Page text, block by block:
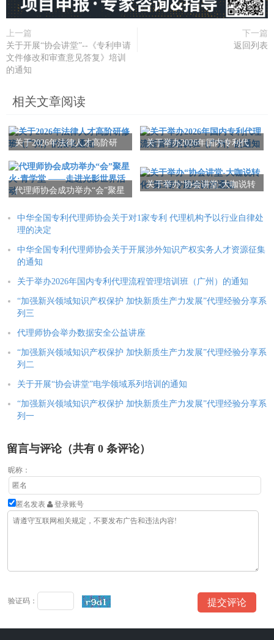
上一篇
关于开展“协会讲堂”--《专利申请
文件修改和审查意见答复》培训
的通知
下一篇
返回列表
相关文章阅读
关于2026年法律人才高阶研
关于举办2026年国内专利代
的通知
代理师协会成功举办“会”聚星
活动
关于举办“协会讲堂-大咖说转
中华全国专利代理师协会关于对1家专利 代理机构予以行业自律处
理的决定
中华全国专利代理师协会关于开展涉外知识产权实务人才资源征集
的通知
关于举办2026年国内专利代理流程管理培训班（广州）的通知
“加强新兴领域知识产权保护 加快新质生产力发展”代理经验分享系
列三
代理师协会举办数据安全公益讲座
“加强新兴领域知识产权保护 加快新质生产力发展”代理经验分享系
列二
关于开展“协会讲堂”电学领域系列培训的通知
“加强新兴领域知识产权保护 加快新质生产力发展”代理经验分享系
列一
留言与评论（共有 0 条评论）
昵称：
匿名发表 登录账号
验证码：